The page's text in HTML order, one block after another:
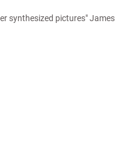
synthesized pictures" James